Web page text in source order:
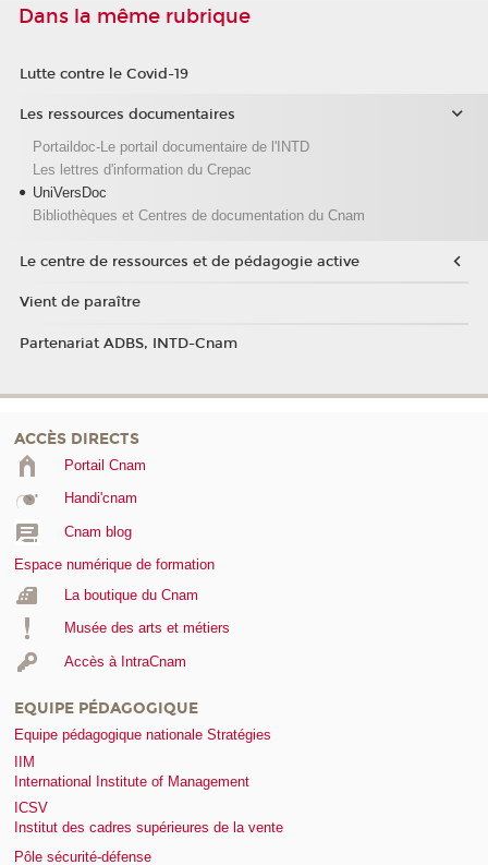
Dans la même rubrique
Lutte contre le Covid-19
Les ressources documentaires
Portaildoc-Le portail documentaire de l'INTD
Les lettres d'information du Crepac
UniVersDoc
Bibliothèques et Centres de documentation du Cnam
Le centre de ressources et de pédagogie active
Vient de paraître
Partenariat ADBS, INTD-Cnam
ACCÈS DIRECTS
Portail Cnam
Handi'cnam
Cnam blog
Espace numérique de formation
La boutique du Cnam
Musée des arts et métiers
Accès à IntraCnam
EQUIPE PÉDAGOGIQUE
Equipe pédagogique nationale Stratégies
IIM
International Institute of Management
ICSV
Institut des cadres supérieures de la vente
Pôle sécurité-défense